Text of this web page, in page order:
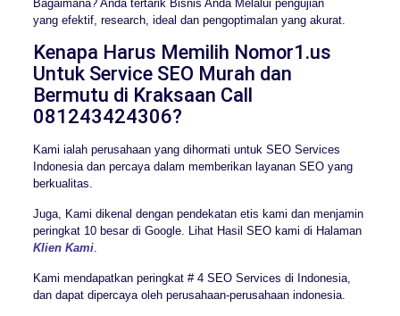
Bagaimana? Anda tertarik Bisnis Anda Melalui pengujian
yang efektif, research, ideal dan pengoptimalan yang akurat.
Kenapa Harus Memilih Nomor1.us
Untuk Service SEO Murah dan
Bermutu di Kraksaan Call
081243424306?
Kami ialah perusahaan yang dihormati untuk SEO Services
Indonesia dan percaya dalam memberikan layanan SEO yang
berkualitas.
Juga, Kami dikenal dengan pendekatan etis kami dan menjamin
peringkat 10 besar di Google. Lihat Hasil SEO kami di Halaman
Klien Kami.
Kami mendapatkan peringkat # 4 SEO Services di Indonesia,
dan dapat dipercaya oleh perusahaan-perusahaan indonesia.